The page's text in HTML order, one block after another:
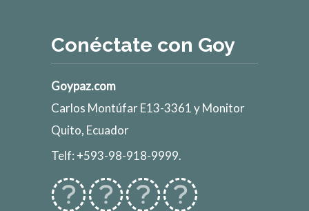
Conéctate con Goy
Goypaz.com
Carlos Montúfar E13-3361 y Monitor
Quito, Ecuador
Telf: +593-98-918-9999.